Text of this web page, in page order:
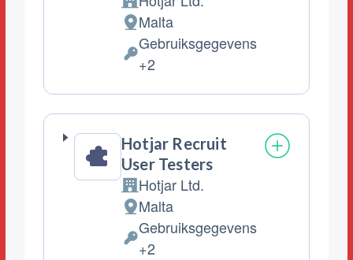
Bedrijf:
Verwerkingslocatie:
Malta
Verwerkte
Gebruiksgegevens
+2
Hotjar Recruit
User Testers
Bedrijf:
Hotjar Ltd.
Verwerkingslocatie:
Malta
Verwerkte
Gebruiksgegevens
+2